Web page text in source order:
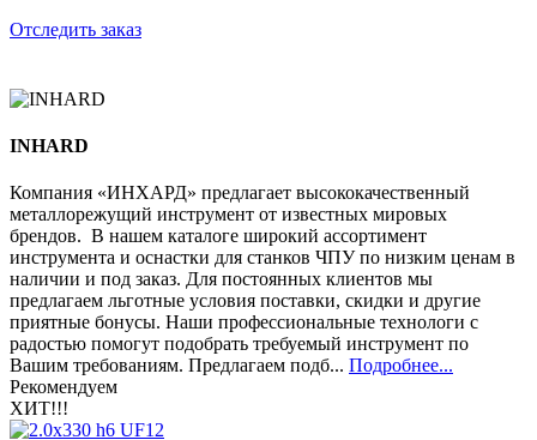
Отследить заказ
INHARD
Компания «ИНХАРД» предлагает высококачественный
металлорежущий инструмент от известных мировых
брендов. В нашем каталоге широкий ассортимент
инструмента и оснастки для станков ЧПУ по низким ценам в
наличии и под заказ. Для постоянных клиентов мы
предлагаем льготные условия поставки, скидки и другие
приятные бонусы. Наши профессиональные технологи с
радостью помогут подобрать требуемый инструмент по
Вашим требованиям. Предлагаем подб... Подробнее...
Рекомендуем
ХИТ!!!